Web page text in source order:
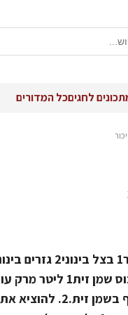
לחגיםכל המדורים
ההכנה1. לטגן את